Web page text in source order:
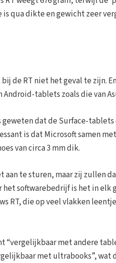
is qua dikte en gewicht zeer
de RT niet het geval te zijn.
tablets zoals die van
dat de Surface-
is dat Microsoft samen
van circa 3 mm dik.
te sturen, maar zij zullen
softwarebedrijf is het in elk
RT, die op veel vlakken
“vergelijkbaar met andere
met ultrabooks”, wat